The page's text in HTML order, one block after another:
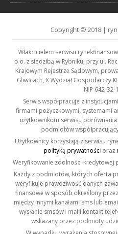
Copyright © 2018 |
Właścicielem serwisu
o.o. z siedzibą w Rybniku, przy ul.
Krajowym Rejestrze Sądowym,
Gliwicach, X Wydział Gospodarczy
NIP 642-32-
Serwis współpracuje z
firmami pożyczkowymi, systemami
użytkownikom serwisu
podmiotów
Użytkownicy korzystają z serwisu
polityką prywatności oraz
Weryfikowanie zdolności kredytowej
Każdy z podmiotów, których oferta
weryfikuje prawdziwość danych
finansowe w sposób określony
między innymi kanałami sms lub
wysłanie smsów i maili kontakt
wskazany przez podmioty